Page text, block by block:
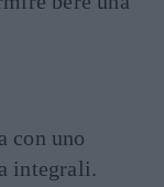
con uno
integrali.